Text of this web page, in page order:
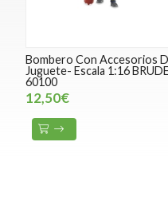
Bombero Con Accesorios
Juguete- Escala 1:16
60100
12,50€